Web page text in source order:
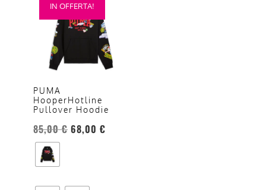
IN OFFERTA!
PUMA
HooperHotline
Pullover Hoodie
85,00€ 68,00 €
prodotto
varianti.
opzioni
possono
essere
scelte
nella
pagina